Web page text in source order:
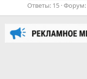
Ответы: 15 Форум: